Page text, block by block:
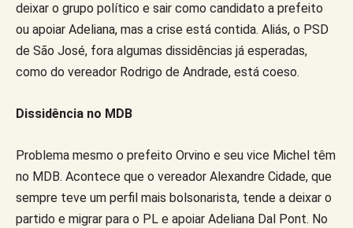
deixar o grupo político e sair como candidato a prefeito
ou apoiar Adeliana, mas a crise está contida. Aliás, o PSD
de São José, fora algumas dissidências já esperadas,
como do vereador Rodrigo de Andrade, está coeso.
Dissidência no MDB
Problema mesmo o prefeito Orvino e seu vice Michel têm
no MDB. Acontece que o vereador Alexandre Cidade, que
sempre teve um perfil mais bolsonarista, tende a deixar o
partido e migrar para o PL e apoiar Adeliana Dal Pont. No